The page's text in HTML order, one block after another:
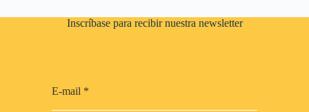
Inscríbase para recibir nuestra newsletter
E-mail *